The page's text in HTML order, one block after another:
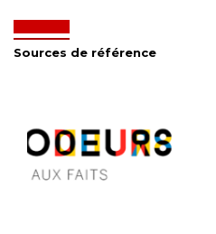
Sources de référence